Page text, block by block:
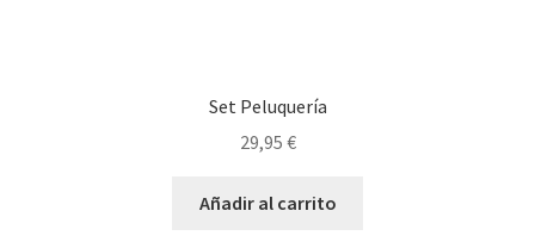
Set Peluquería
29,95 €
Añadir al carrito